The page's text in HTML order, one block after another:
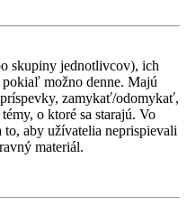
skupiny jednotlivcov), ich
možno denne. Majú
zamykať/odomykať,
o ktoré sa starajú. Vo
to, aby užívatelia neprispievali
materiál.